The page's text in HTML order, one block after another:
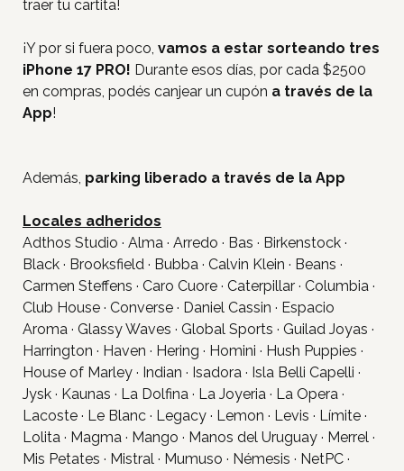
traer tu cartita!
¡Y por si fuera poco, vamos a estar sorteando tres
iPhone 17 PRO! Durante esos días, por cada $2500
en compras, podés canjear un cupón a través de la
App!
Además, parking liberado a través de la App
Locales adheridos
Adthos Studio · Alma · Arredo · Bas · Birkenstock ·
Black · Brooksfield · Bubba · Calvin Klein · Beans ·
Carmen Steffens · Caro Cuore · Caterpillar · Columbia ·
Club House · Converse · Daniel Cassin · Espacio
Aroma · Glassy Waves · Global Sports · Guilad Joyas ·
Harrington · Haven · Hering · Homini · Hush Puppies ·
House of Marley · Indian · Isadora · Isla Belli Capelli ·
Jysk · Kaunas · La Dolfina · La Joyeria · La Opera ·
Lacoste · Le Blanc · Legacy · Lemon · Levis · Límite ·
Lolita · Magma · Mango · Manos del Uruguay · Merrel ·
Mis Petates · Mistral · Mumuso · Némesis · NetPC ·